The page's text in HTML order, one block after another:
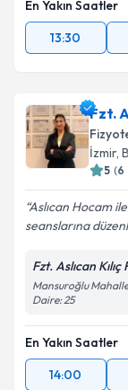
En Yakın Saatler
13:30
Fzt.
İzmir,
5 (6
Aslıcan Hocam
seanslarına
Fzt. Aslıcan
Mansuroğlu
Daire: 25
En Yakın Saatler
14:00